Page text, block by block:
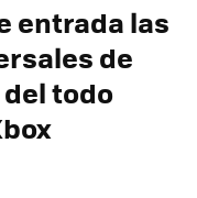
entrada las
de
todo